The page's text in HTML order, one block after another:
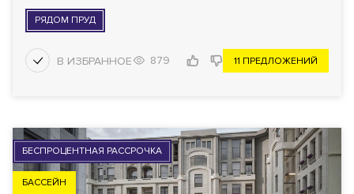
РЯДОМ ПРУД
879 11 ПРЕДЛОЖЕНИЙ
БЕСПРОЦЕНТНАЯ РАССРОЧКА
БАССЕЙН